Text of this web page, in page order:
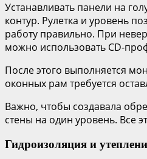
Устанавливать панели на
контур. Рулетка и уровень
работу правильно. При
можно использовать CD-
После этого выполняется
оконных рам требуется
Важно, чтобы создавала
стены на один уровень. Все
Гидроизоляция и